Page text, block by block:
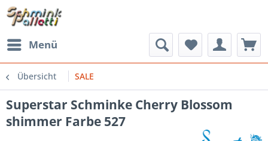
Menü
Übersicht SALE
Superstar Schminke Cherry Blossom
shimmer Farbe 527